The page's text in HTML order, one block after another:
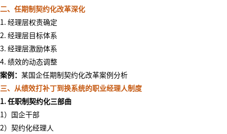
二、任期制契约化改革深化
1. 经理层权责确定
2. 经理层目标体系
3. 经理层激励体系
4. 绩效的动态调整
案例： 某国企任期制契约化改革案例分析
三、从绩效打补丁到换系统的职业经理人制度
1. 任职制契约化三部曲
1）国企干部
2）契约化经理人